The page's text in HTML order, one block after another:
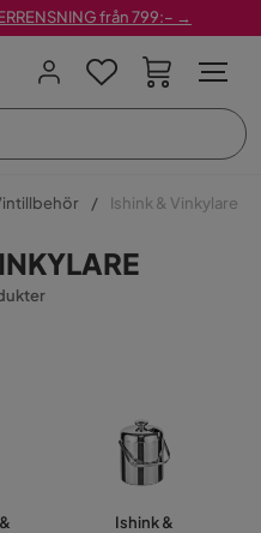
från 799:– →
Ishink & Vinkylare
Ishink &